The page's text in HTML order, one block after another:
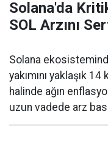
Solana'da
SOL Arzını
Solana
yakımını yaklaşık
halinde ağın
uzun vadede arz